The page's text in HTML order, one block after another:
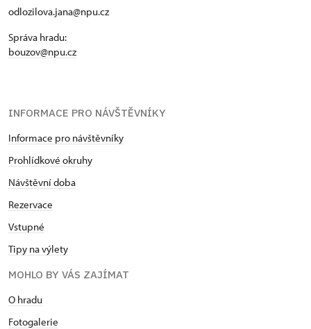
odlozilova.jana@npu.cz
Správa hradu:
bouzov@npu.cz
INFORMACE PRO NÁVŠTĚVNÍKY
Informace pro návštěvníky
Prohlídkové okruhy
Návštěvní doba
Rezervace
Vstupné
Tipy na výlety
MOHLO BY VÁS ZAJÍMAT
O hradu
Fotogalerie